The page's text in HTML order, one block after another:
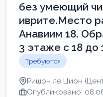
без умеющий
иврите.Место
Анавиим 18.
3 этаже с 18 до
Требуются
Ришон ле Цион
Опубликовано: